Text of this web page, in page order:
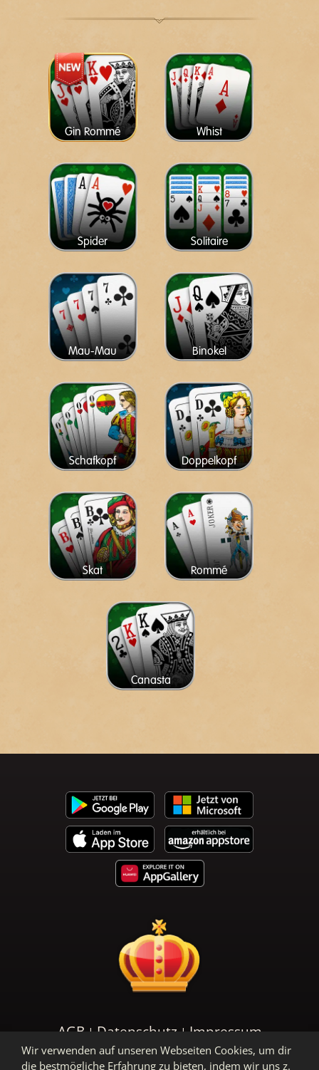
Gin Rommé Whist
Spider Solitaire
Mau-Mau Binokel
Schafkopf Doppelkopf
Skat Rommé
Canasta
AGB Datenschutz Impressum
Wir verwenden auf unseren Webseiten Cookies, um dir
die bestmögliche Erfahrung zu bieten, indem wir uns z.